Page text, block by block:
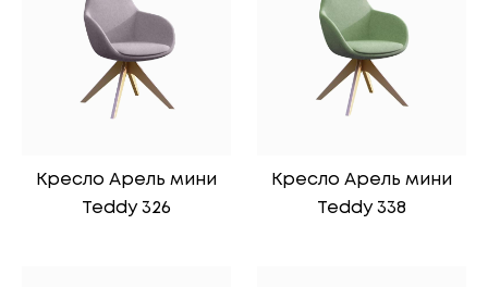
Кресло Арель мини
Teddy 326
Кресло Арель мини
Teddy 338